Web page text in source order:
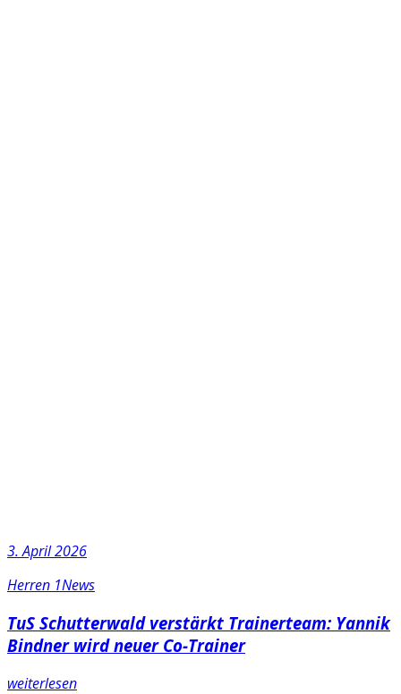
3. April 2026
Herren 1News
TuS Schutterwald verstärkt Trainerteam: Yannik
Bindner wird neuer Co-Trainer
weiterlesen